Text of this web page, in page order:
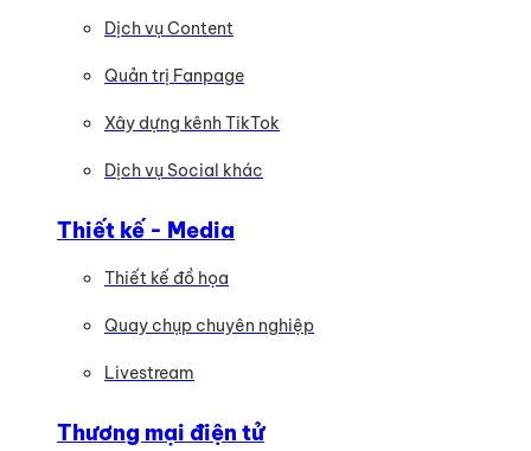
Dịch vụ Content
Quản trị Fanpage
Xây dựng kênh TikTok
Dịch vụ Social khác
Thiết kế - Media
Thiết kế đồ họa
Quay chụp chuyên nghiệp
Livestream
Thương mại điện tử